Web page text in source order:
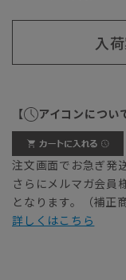
入
【 アイコンについ
注文画面でお急ぎ発
さらにメルマガ会員
となります。（補正
詳しくはこちら